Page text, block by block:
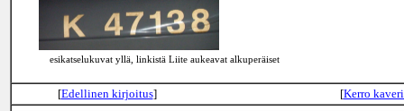
esikatselukuvat yllä, linkistä Liite aukeavat alkuperäiset
[Edellinen kirjoitus] [Kerro